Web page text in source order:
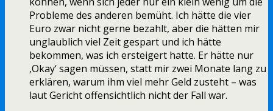
Probleme des anderen bemüht. Ich hätte die vier
Euro zwar nicht gerne bezahlt, aber die hätten mir
unglaublich viel Zeit gespart und ich hätte
bekommen, was ich ersteigert hatte. Er hätte nur
‚Okay‘ sagen müssen, statt mir zwei Monate lang zu
erklären, warum ihm viel mehr Geld zusteht – was
laut Gericht offensichtlich nicht der Fall war.